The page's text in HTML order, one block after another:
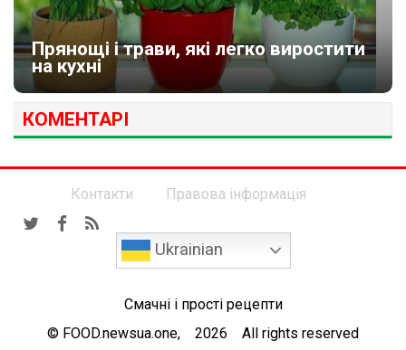
Прянощі і трави, які легко виростити
на кухні
КОМЕНТАРІ
Контакти Правова інформація
Ukrainian
Смачні і прості рецепти
© FOOD.newsua.one, 2026 All rights reserved